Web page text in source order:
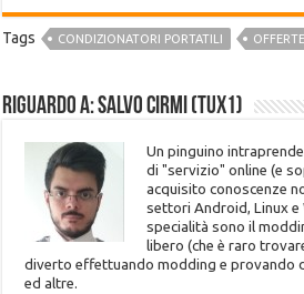
Tags CONDIZIONATORI PORTATILI OFFERTE
Riguardo a: Salvo Cirmi (Tux1)
Un pinguino
di "servizio" online (e
acquisito conoscenze
settori Android, Linux e
specialità sono il
libero (che è raro
diverto effettuando modding e provando
ed altre.